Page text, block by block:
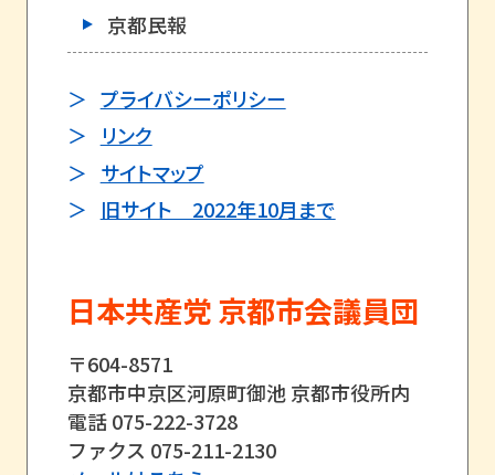
日本共産党 京都市会議員団
〒604-8571
京都市中京区河原町御池 京都市役所内
電話 075-222-3728
ファクス 075-211-2130
京都民報
プライバシーポリシー
リンク
サイトマップ
旧サイト 2022年10月まで